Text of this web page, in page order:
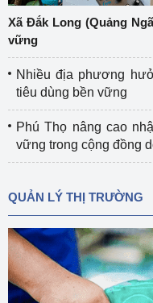
Xã Đắk Long (Quảng
vững
Nhiều địa phương
tiêu dùng bền vững
Phú Thọ nâng cao
vững trong cộng đồng
QUẢN LÝ THỊ TRƯỜNG